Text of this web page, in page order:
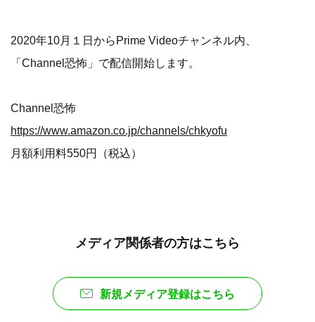
2020年10月１日からPrime Videoチャンネル内、
「Channel恐怖」で配信開始します。
Channel恐怖
https://www.amazon.co.jp/channels/chkyofu
月額利用料550円（税込）
メディア関係者の方はこちら
新規メディア登録はこちら